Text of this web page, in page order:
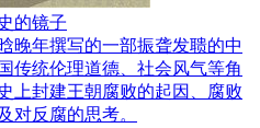
的镜子
晚年撰写的一部振聋发聩的中
传统伦理道德、社会风气等角
上封建王朝腐败的起因、腐败
对反腐的思考。